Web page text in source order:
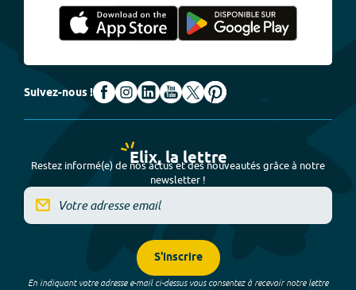
Suivez-nous !
Elix, la lettre
Restez informé(e) de nos actus et des nouveautés grâce à notre
newsletter !
S'inscrire
En indiquant votre adresse e-mail ci-dessus vous consentez à recevoir notre lettre